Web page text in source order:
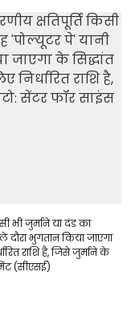
भी जुर्माने या दंड का
दौरा भुगतान किया जाएगा
राशि है, जिसे जुर्माने के
(सीएसई)